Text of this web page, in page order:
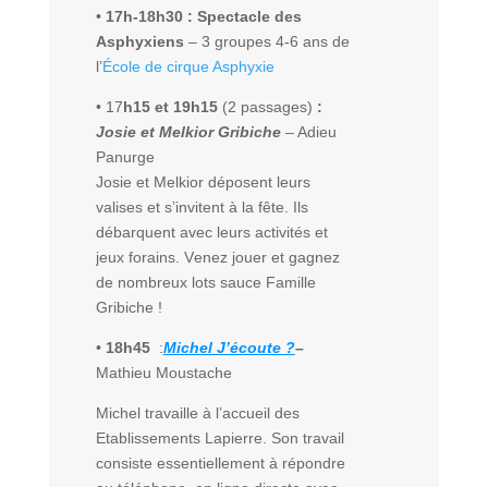
• 17h-18h30 : Spectacle des
Asphyxiens – 3 groupes 4-6 ans de
l’École de cirque Asphyxie
• 17h15 et 19h15(2 passages) :
Josie et Melkior Gribiche– Adieu
Panurge
Josie et Melkior déposent leurs
valises et s’invitent à la fête. Ils
débarquent avec leurs activités et
jeux forains. Venez jouer et gagnez
de nombreux lots sauce Famille
Gribiche !
• 18h45 :Michel J’écoute ?–
Mathieu Moustache
Michel travaille à l’accueil des
Etablissements Lapierre.
Son travail
consiste essentiellement à répondre